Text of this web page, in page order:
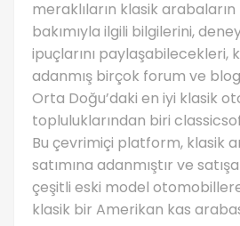
meraklıların klasik
bakımıyla ilgili bilgilerini,
ipuçlarını paylaşabilecekleri,
adanmış birçok forum ve
Orta Doğu’daki en iyi klasik
topluluklarından biri
Bu çevrimiçi platform, klasik
satımına adanmıştır ve
çeşitli eski model
klasik bir Amerikan kas